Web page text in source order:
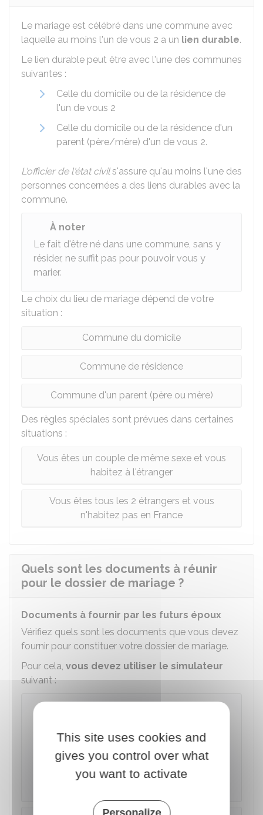
Le mariage est célébré dans une commune avec
laquelle au moins l'un de vous 2 a un lien durable.
Le lien durable peut être avec l'une des communes
suivantes :
Celle du domicile ou de la résidence de
l'un de vous 2
Celle du domicile ou de la résidence d'un
parent (père/mère) d'un de vous 2.
L'officier de l'état civils'assure qu'au moins l'une des
personnes concernées a des liens durables avec la
commune.
À noter
Le fait d'être né dans une commune, sans y
résider, ne suffit pas pour pouvoir vous y
marier.
Le choix du lieu de mariage dépend de votre
situation :
Commune du domicile
Commune de résidence
Commune d'un parent (père ou mère)
Des règles spéciales sont prévues dans certaines
situations :
Vous êtes un couple de même sexe et vous
habitez à l'étranger
Vous êtes tous les 2 étrangers et vous
n'habitez pas en France
Quels sont les documents à réunir
pour le dossier de mariage ?
Documents à fournir par les futurs époux
Vérifiez quels sont les documents que vous devez
fournir pour constituer votre dossier de mariage.
Pour cela, vous devez utiliser le simulateur
suivant :
Accéder au Simulateur
Direction de l'information légale et administrative
This site uses cookies and
gives you control over what
you want to activate
Personalize